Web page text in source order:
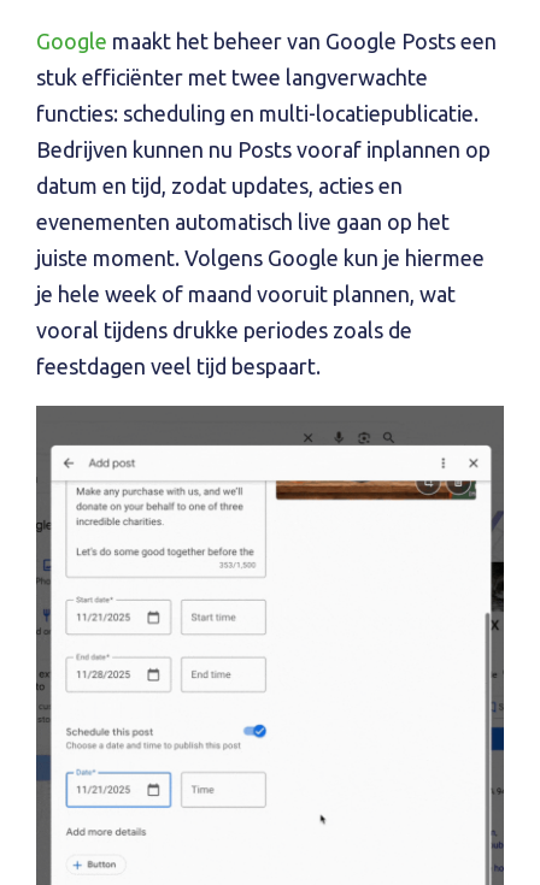
Google maakt het beheer van Google Posts een
stuk efficiënter met twee langverwachte
functies: scheduling en multi-locatiepublicatie.
Bedrijven kunnen nu Posts vooraf inplannen op
datum en tijd, zodat updates, acties en
evenementen automatisch live gaan op het
juiste moment. Volgens Google kun je hiermee
je hele week of maand vooruit plannen, wat
vooral tijdens drukke periodes zoals de
feestdagen veel tijd bespaart.